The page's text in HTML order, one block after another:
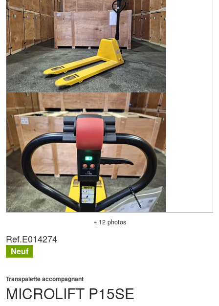
+ 12 photos
MICROLIFT P15SE
Transpalette accompagnant
Ref.E014274
Neuf